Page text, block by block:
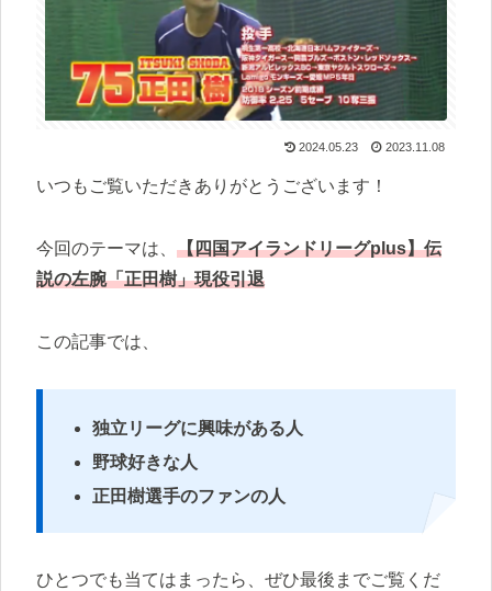
2024.05.23 2023.11.08
いつもご覧いただきありがとうございます！
今回のテーマは、 【四国アイランドリーグplus】伝
説の左腕「正田樹」現役引退
この記事では、
独立リーグに興味がある人
野球好きな人
正田樹選手のファンの人
ひとつでも当てはまったら、ぜひ最後までご覧くだ